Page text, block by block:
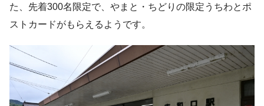
た、先着300名限定で、やまと・ちどりの限定うちわとポ
ストカードがもらえるようです。